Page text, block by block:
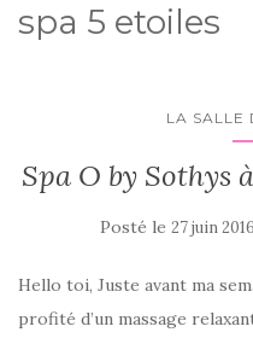
spa 5 etoiles
LA SALLE
Spa O by Sothys
Posté le 27 juin 2016
Hello toi, Juste avant ma
profité d’un massage